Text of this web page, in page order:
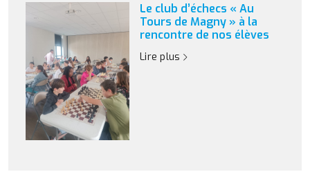
Le club d’échecs « Au
Tours de Magny » à la
rencontre de nos élèves
Lire plus